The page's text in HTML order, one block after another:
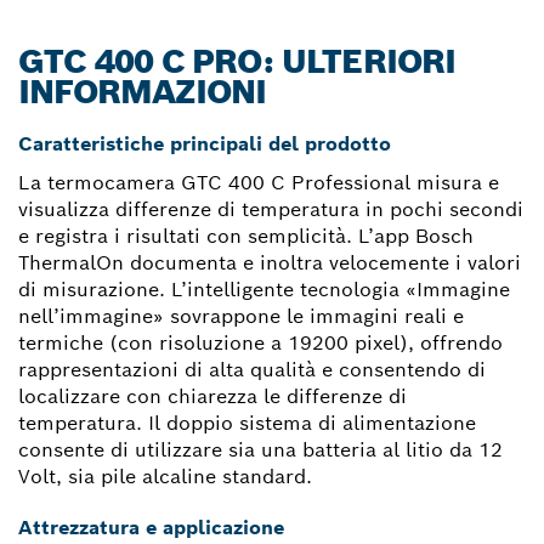
GTC 400 C PRO: ULTERIORI
INFORMAZIONI
Caratteristiche principali del prodotto
La termocamera GTC 400 C Professional misura e
visualizza differenze di temperatura in pochi secondi
e registra i risultati con semplicità. L’app Bosch
ThermalOn documenta e inoltra velocemente i valori
di misurazione. L’intelligente tecnologia «Immagine
nell’immagine» sovrappone le immagini reali e
termiche (con risoluzione a 19200 pixel), offrendo
rappresentazioni di alta qualità e consentendo di
localizzare con chiarezza le differenze di
temperatura. Il doppio sistema di alimentazione
consente di utilizzare sia una batteria al litio da 12
Volt, sia pile alcaline standard.
Attrezzatura e applicazione